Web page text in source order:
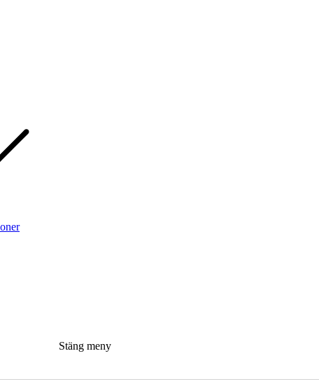
Stäng meny